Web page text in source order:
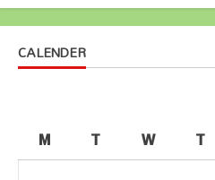
CALENDER
M T W T